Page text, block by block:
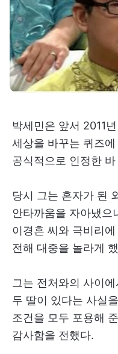
박세민은 앞서 2011
세상을 바꾸는 퀴즈
공식적으로 인정한 바
당시 그는 혼자가 된
안타까움을 자아냈으
이경흔 씨와 극비리
전해 대중을 놀라게
그는 전처와의 사이
두 딸이 있다는 사실
조건을 모두 포용해
감사함을 전했다.